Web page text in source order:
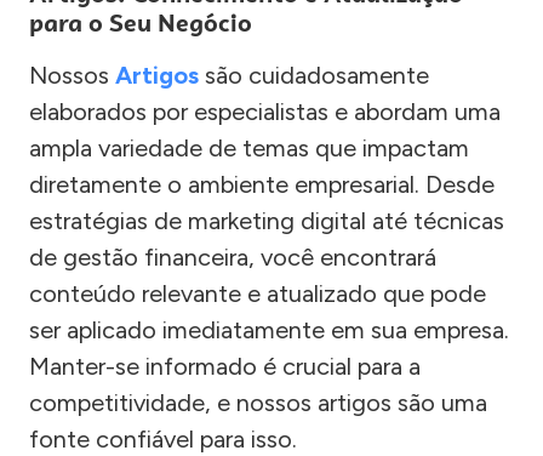
para o Seu Negócio
Nossos Artigos são cuidadosamente
elaborados por especialistas e abordam uma
ampla variedade de temas que impactam
diretamente o ambiente empresarial. Desde
estratégias de marketing digital até técnicas
de gestão financeira, você encontrará
conteúdo relevante e atualizado que pode
ser aplicado imediatamente em sua empresa.
Manter-se informado é crucial para a
competitividade, e nossos artigos são uma
fonte confiável para isso.